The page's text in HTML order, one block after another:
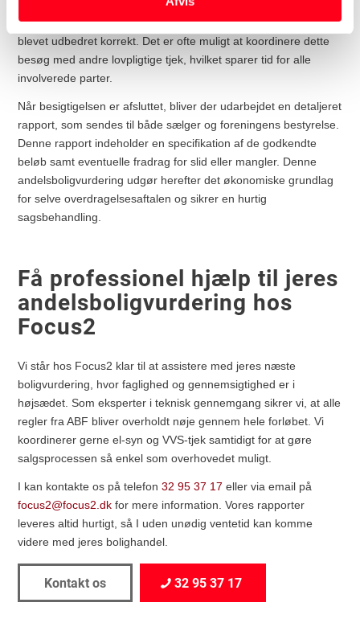
kan have betydning for prisen. Dette kan for eksempel være
ulovlige el-installationer eller tegn på vandskader, som ikke er
blevet udbedret korrekt. Det er ofte muligt at koordinere dette
besøg med andre lovpligtige tjek, hvilket sparer tid for alle
involverede parter.
Når besigtigelsen er afsluttet, bliver der udarbejdet en detaljeret
rapport, som sendes til både sælger og foreningens bestyrelse.
Denne rapport indeholder en specifikation af de godkendte
beløb samt eventuelle fradrag for slid eller mangler. Denne
andelsboligvurdering udgør herefter det økonomiske grundlag
for selve overdragelsesaftalen og sikrer en hurtig
sagsbehandling.
Få professionel hjælp til jeres
andelsboligvurdering hos
Focus2
Vi står hos Focus2 klar til at assistere med jeres næste
boligvurdering, hvor faglighed og gennemsigtighed er i
højsædet. Som eksperter i teknisk gennemgang sikrer vi, at alle
regler fra ABF bliver overholdt nøje gennem hele forløbet. Vi
koordinerer gerne el-syn og VVS-tjek samtidigt for at gøre
salgsprocessen så enkel som overhovedet muligt.
I kan kontakte os på telefon32 95 37 17 eller via email på
focus2@focus2.dk for mere information. Vores rapporter
leveres altid hurtigt, så I uden unødig ventetid kan komme
videre med jeres bolighandel.
Kontakt os 32 95 37 17